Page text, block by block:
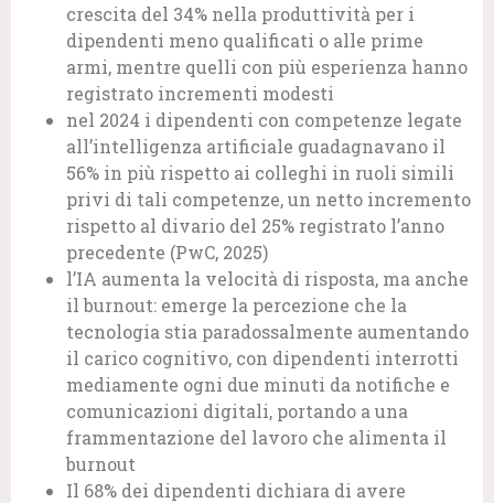
crescita del 34% nella produttività per i
dipendenti meno qualificati o alle prime
armi, mentre quelli con più esperienza hanno
registrato incrementi modesti
nel 2024 i dipendenti con competenze legate
all’intelligenza artificiale guadagnavano il
56% in più rispetto ai colleghi in ruoli simili
privi di tali competenze, un netto incremento
rispetto al divario del 25% registrato l’anno
precedente (PwC, 2025)
l’IA aumenta la velocità di risposta, ma anche
il burnout: emerge la percezione che la
tecnologia stia paradossalmente aumentando
il carico cognitivo, con dipendenti interrotti
mediamente ogni due minuti da notifiche e
comunicazioni digitali, portando a una
frammentazione del lavoro che alimenta il
burnout
Il 68% dei dipendenti dichiara di avere